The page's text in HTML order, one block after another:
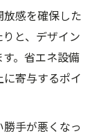
感を確保した
と、デザイン
。省エネ設備
寄与するポイ
手が悪くなっ